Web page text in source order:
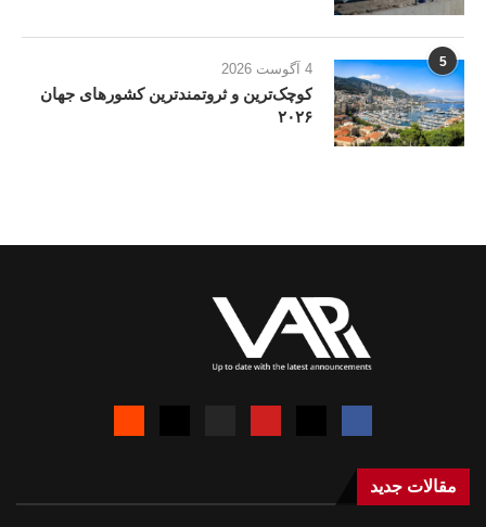
5 4 آگوست 2026
کوچک‌ترین و ثروتمندترین کشورهای جهان
۲۰۲۶
مقالات جدید